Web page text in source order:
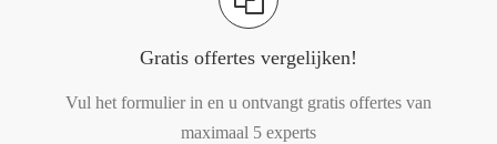
Gratis offertes vergelijken!
Vul het formulier in en u ontvangt gratis offertes van
maximaal 5 experts